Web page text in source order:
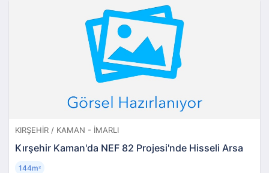
KIRŞEHIR / KAMAN - İMARLI
Kırşehir Kaman'da NEF 82 Projesi'nde Hisseli Arsa
144m²